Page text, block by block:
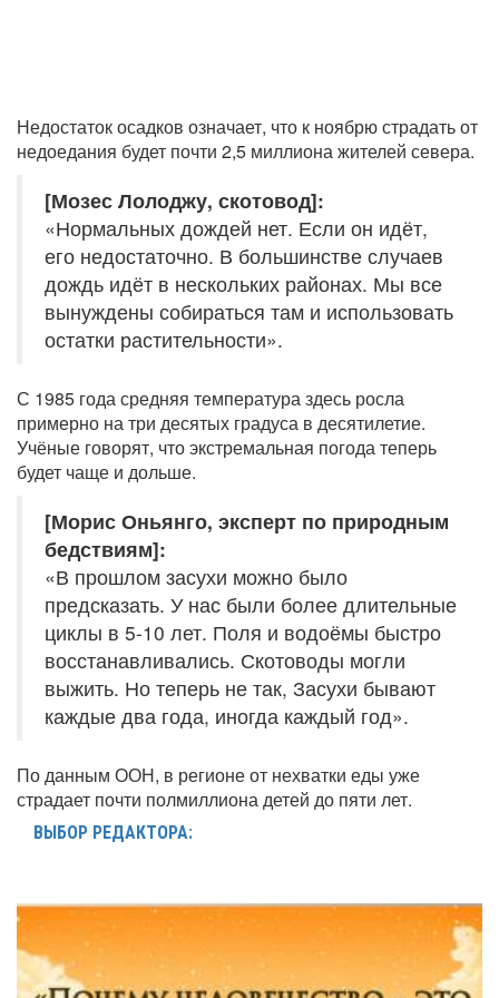
Недостаток осадков означает, что к ноябрю страдать от
недоедания будет почти 2,5 миллиона жителей севера.
[Мозес Лолоджу, скотовод]:
«Нормальных дождей нет. Если он идёт,
его недостаточно. В большинстве случаев
дождь идёт в нескольких районах. Мы все
вынуждены собираться там и использовать
остатки растительности».
С 1985 года средняя температура здесь росла
примерно на три десятых градуса в десятилетие.
Учёные говорят, что экстремальная погода теперь
будет чаще и дольше.
[Морис Оньянго, эксперт по природным
бедствиям]:
«В прошлом засухи можно было
предсказать. У нас были более длительные
циклы в 5-10 лет. Поля и водоёмы быстро
восстанавливались. Скотоводы могли
выжить. Но теперь не так, Засухи бывают
каждые два года, иногда каждый год».
По данным ООН, в регионе от нехватки еды уже
страдает почти полмиллиона детей до пяти лет.
ВЫБОР РЕДАКТОРА: